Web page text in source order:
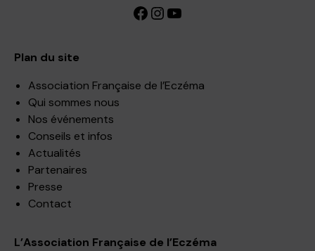
Facebook InstagramYouTube
Plan du site
Association Française de l’Eczéma
Qui sommes nous
Nos événements
Conseils et infos
Actualités
Partenaires
Presse
Contact
L’Association Française de l’Eczéma